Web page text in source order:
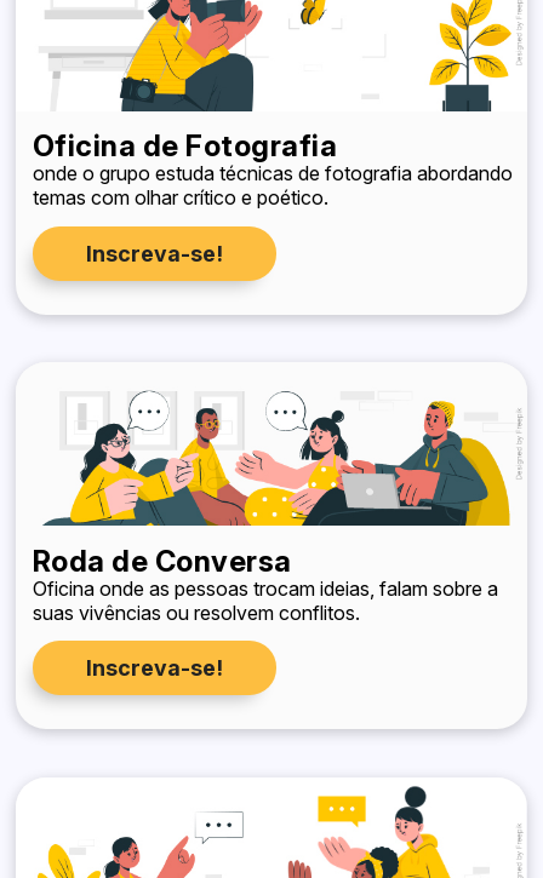
Oficina de Fotografia
onde o grupo estuda técnicas de fotografia abordando
temas com olhar crítico e poético.
Inscreva-se!
Roda de Conversa
Oficina onde as pessoas trocam ideias, falam sobre a
suas vivências ou resolvem conflitos.
Inscreva-se!